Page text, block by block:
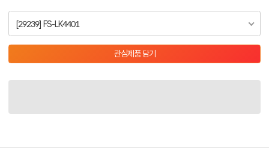
[29239] FS-LK4401
관심제품 담기